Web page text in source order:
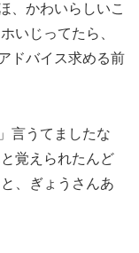
、かわいらしいこ
いじってたら、
ドバイス求める前
言うてましたな
覚えられたんど
、ぎょうさんあ